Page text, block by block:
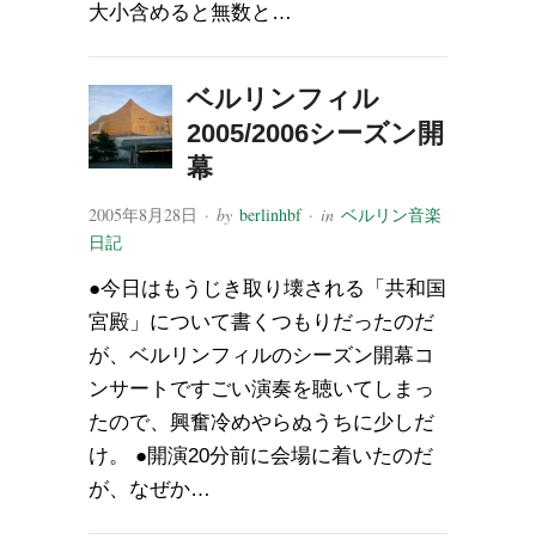
大小含めると無数と…
ベルリンフィル
2005/2006シーズン開
幕
2005年8月28日 · by berlinhbf· in ベルリン音楽
日記
●今日はもうじき取り壊される「共和国
宮殿」について書くつもりだったのだ
が、ベルリンフィルのシーズン開幕コ
ンサートですごい演奏を聴いてしまっ
たので、興奮冷めやらぬうちに少しだ
け。 ●開演20分前に会場に着いたのだ
が、なぜか…